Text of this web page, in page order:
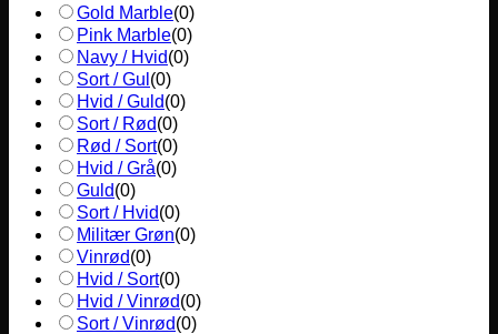
Gold Marble(0)
Pink Marble(0)
Navy / Hvid(0)
Sort / Gul (0)
Hvid / Guld(0)
Sort / Rød(0)
Rød / Sort(0)
Hvid / Grå(0)
Guld(0)
Sort / Hvid(0)
Militær Grøn(0)
Vinrød(0)
Hvid / Sort(0)
Hvid / Vinrød(0)
Sort / Vinrød(0)